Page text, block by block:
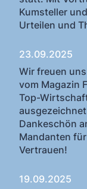
Kumsteller
Urteilen und
23.09.2025
Wir freuen
vom Magazin
Top-
Dankeschön
Mandanten
Vertrauen!
19.09.2025